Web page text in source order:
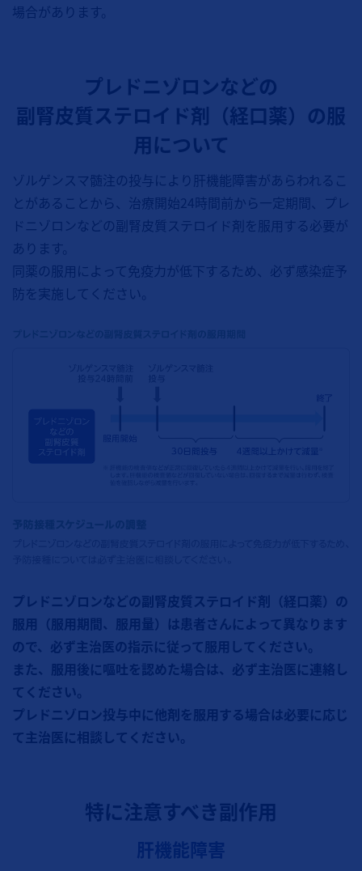
場合があります。
プレドニゾロンなどの
副腎皮質ステロイド剤（経口薬）の服
用について
ゾルゲンスマ髄注の投与により肝機能障害があらわれるこ
とがあることから、治療開始24時間前から一定期間、プレ
ドニゾロンなどの副腎皮質ステロイド剤を服用する必要が
あります。
同薬の服用によって免疫力が低下するため、必ず感染症予
防を実施してください。
プレドニゾロンなどの副腎皮質ステロイド剤（経口薬）の
服用（服用期間、服用量）は患者さんによって異なります
ので、必ず主治医の指示に従って服用してください。
また、服用後に嘔吐を認めた場合は、必ず主治医に連絡し
てください。
プレドニゾロン投与中に他剤を服用する場合は必要に応じ
て主治医に相談してください。
特に注意すべき副作用
肝機能障害